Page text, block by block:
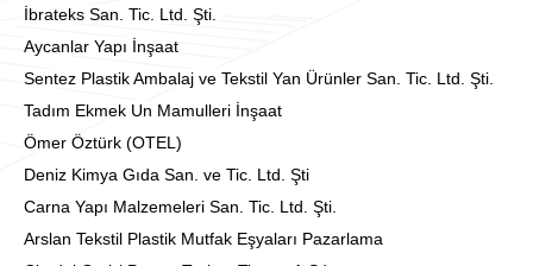
İbrateks San. Tic. Ltd. Şti.
Aycanlar Yapı İnşaat
Sentez Plastik Ambalaj ve Tekstil Yan Ürünler San. Tic. Ltd. Şti.
Tadım Ekmek Un Mamulleri İnşaat
Ömer Öztürk (OTEL)
Deniz Kimya Gıda San. ve Tic. Ltd. Şti
Carna Yapı Malzemeleri San. Tic. Ltd. Şti.
Arslan Tekstil Plastik Mutfak Eşyaları Pazarlama